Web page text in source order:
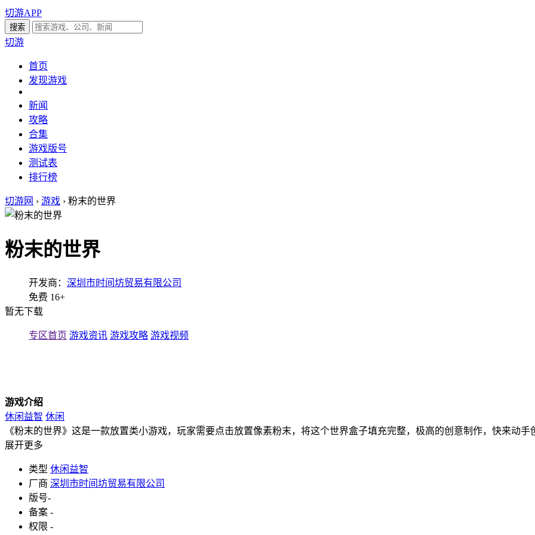
切游APP
切游
首页
发现游戏
新闻
攻略
合集
游戏版号
测试表
排行榜
切游网 › 游戏 › 粉末的世界
粉末的世界
开发商： 深圳市时间坊贸易有限公司
免费 16+
暂无下载
专区首页 游戏资讯 游戏攻略 游戏视频
游戏介绍
休闲益智 休闲
《粉末的世界》这是一款放置类小游戏，玩家需要点击放置像素粉末，将这个世界盒子填充完整，极高的创意制作，快来动手
展开更多
类型 休闲益智
厂商 深圳市时间坊贸易有限公司
版号-
备案 -
权限 -